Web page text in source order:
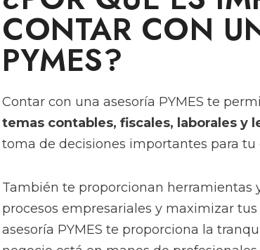
CONTAR CON
PYMES?
Contar con una asesoría PYMES te
temas contables, fiscales, laborales y
toma de decisiones importantes para tu
También te proporcionan herramientas
procesos empresariales y maximizar
asesoría PYMES te proporciona la